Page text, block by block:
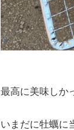
最高に美味しか
いまだに牡蠣に